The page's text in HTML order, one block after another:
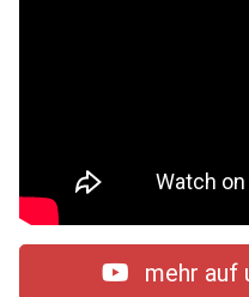
mehr auf